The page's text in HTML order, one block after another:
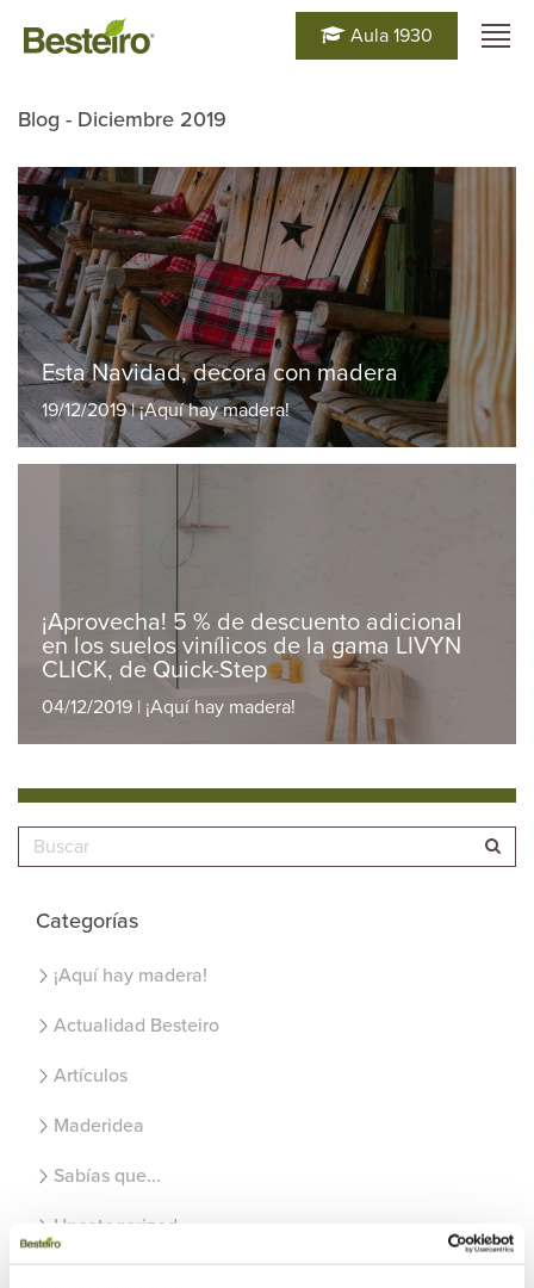
Aula 1930
Blog - Diciembre 2019
Esta Navidad, decora con madera
19/12/2019 | ¡Aquí hay madera!
¡Aprovecha! 5 % de descuento adicional
en los suelos vinílicos de la gama LIVYN
CLICK, de Quick-Step
04/12/2019 | ¡Aquí hay madera!
Categorías
¡Aquí hay madera!
Actualidad Besteiro
Artículos
Maderidea
Sabías que...
Uncategorized